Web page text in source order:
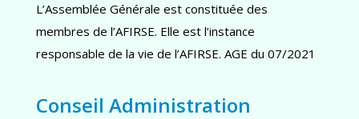
L’Assemblée Générale est constituée des
membres de l’AFIRSE. Elle est l’instance
responsable de la vie de l’AFIRSE. AGE du 07/2021
Conseil Administration